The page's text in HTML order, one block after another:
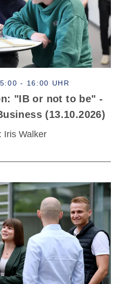
- 16:00 UHR
"IB or not to be" -
(13.10.2026)
Iris Walker